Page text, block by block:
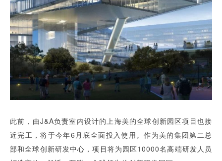
此前，由J&A负责室内设计的上海美的全球创新园区项目也接
近完工，将于今年6月底全面投入使用。作为美的集团第二总
部和全球创新研发中心，项目将为园区10000名高端研发人员